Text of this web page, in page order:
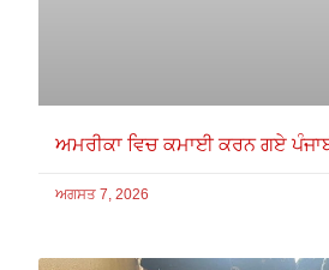
ਅਮਰੀਕਾ ਵਿਚ ਕਮਾਈ ਕਰਨ ਗਏ
ਅਗਸਤ 7, 2026